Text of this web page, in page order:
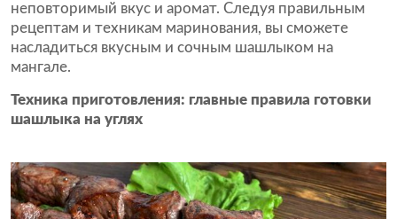
неповторимый вкус и аромат. Следуя правильным
рецептам и техникам маринования, вы сможете
насладиться вкусным и сочным шашлыком на
мангале.
Техника приготовления: главные правила готовки
шашлыка на углях